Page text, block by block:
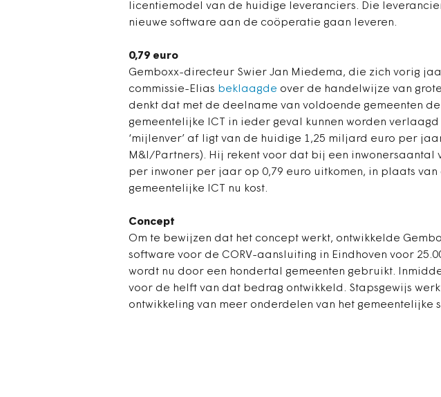
licentiemodel van de huidige leveranciers. Die
nieuwe software aan de coöperatie gaan leveren.
0,79 euro
Gemboxx-directeur Swier Jan Miedema, die zich vorig
commissie-Elias beklaagde over de handelwijze van
denkt dat met de deelname van voldoende gemeenten de
gemeentelijke ICT in ieder geval kunnen worden
‘mijlenver’ af ligt van de huidige 1,25 miljard euro per
M&I/Partners). Hij rekent voor dat bij een inwonersaantal
per inwoner per jaar op 0,79 euro uitkomen, in plaats
gemeentelijke ICT nu kost.
Concept
Om te bewijzen dat het concept werkt, ontwikkelde
software voor de CORV-aansluiting in Eindhoven voor
wordt nu door een hondertal gemeenten gebruikt.
voor de helft van dat bedrag ontwikkeld. Stapsgewijs
ontwikkeling van meer onderdelen van het gemeentelijke